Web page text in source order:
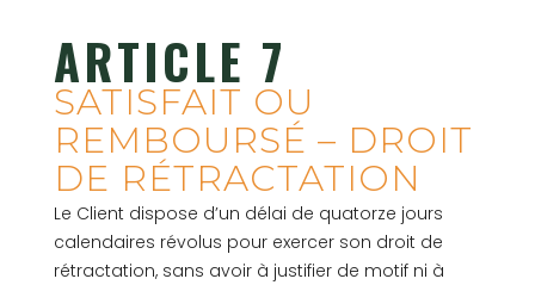
ARTICLE 7
SATISFAIT OU
REMBOURSÉ – DROIT
DE RÉTRACTATION
Le Client dispose d’un délai de quatorze jours
calendaires révolus pour exercer son droit de
rétractation, sans avoir à justifier de motif ni à